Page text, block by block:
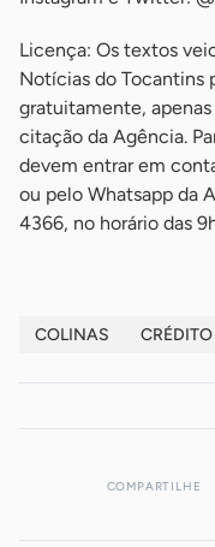
Licença: Os textos
Notícias do Tocantins
gratuitamente,
citação da Agência.
devem entrar em
ou pelo Whatsapp da
4366, no horário das
COLINAS CRÉDITO
COMPARTILHE